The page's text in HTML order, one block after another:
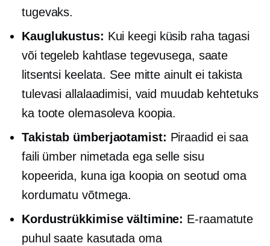
tugevaks.
Kauglukustus: Kui keegi küsib raha tagasi
või tegeleb kahtlase tegevusega, saate
litsentsi keelata. See mitte ainult ei takista
tulevasi allalaadimisi, vaid muudab kehtetuks
ka toote olemasoleva koopia.
Takistab ümberjaotamist: Piraadid ei saa
faili ümber nimetada ega selle sisu
kopeerida, kuna iga koopia on seotud oma
kordumatu võtmega.
Kordustrükkimise vältimine: E-raamatute
puhul saate kasutada oma